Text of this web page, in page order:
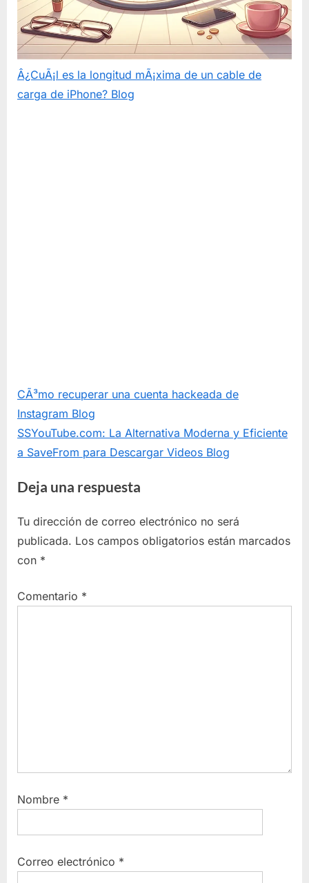
Â¿CuÃ¡l es la longitud mÃ¡xima de un cable de
carga de iPhone? Blog
CÃ³mo recuperar una cuenta hackeada de
Instagram Blog
SSYouTube.com: La Alternativa Moderna y Eficiente
a SaveFrom para Descargar Videos Blog
Deja una respuesta
Tu dirección de correo electrónico no será
publicada. Los campos obligatorios están marcados
con *
Comentario *
Nombre *
Correo electrónico *